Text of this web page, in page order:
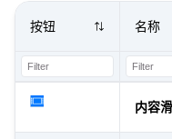
按钮 名称
内容